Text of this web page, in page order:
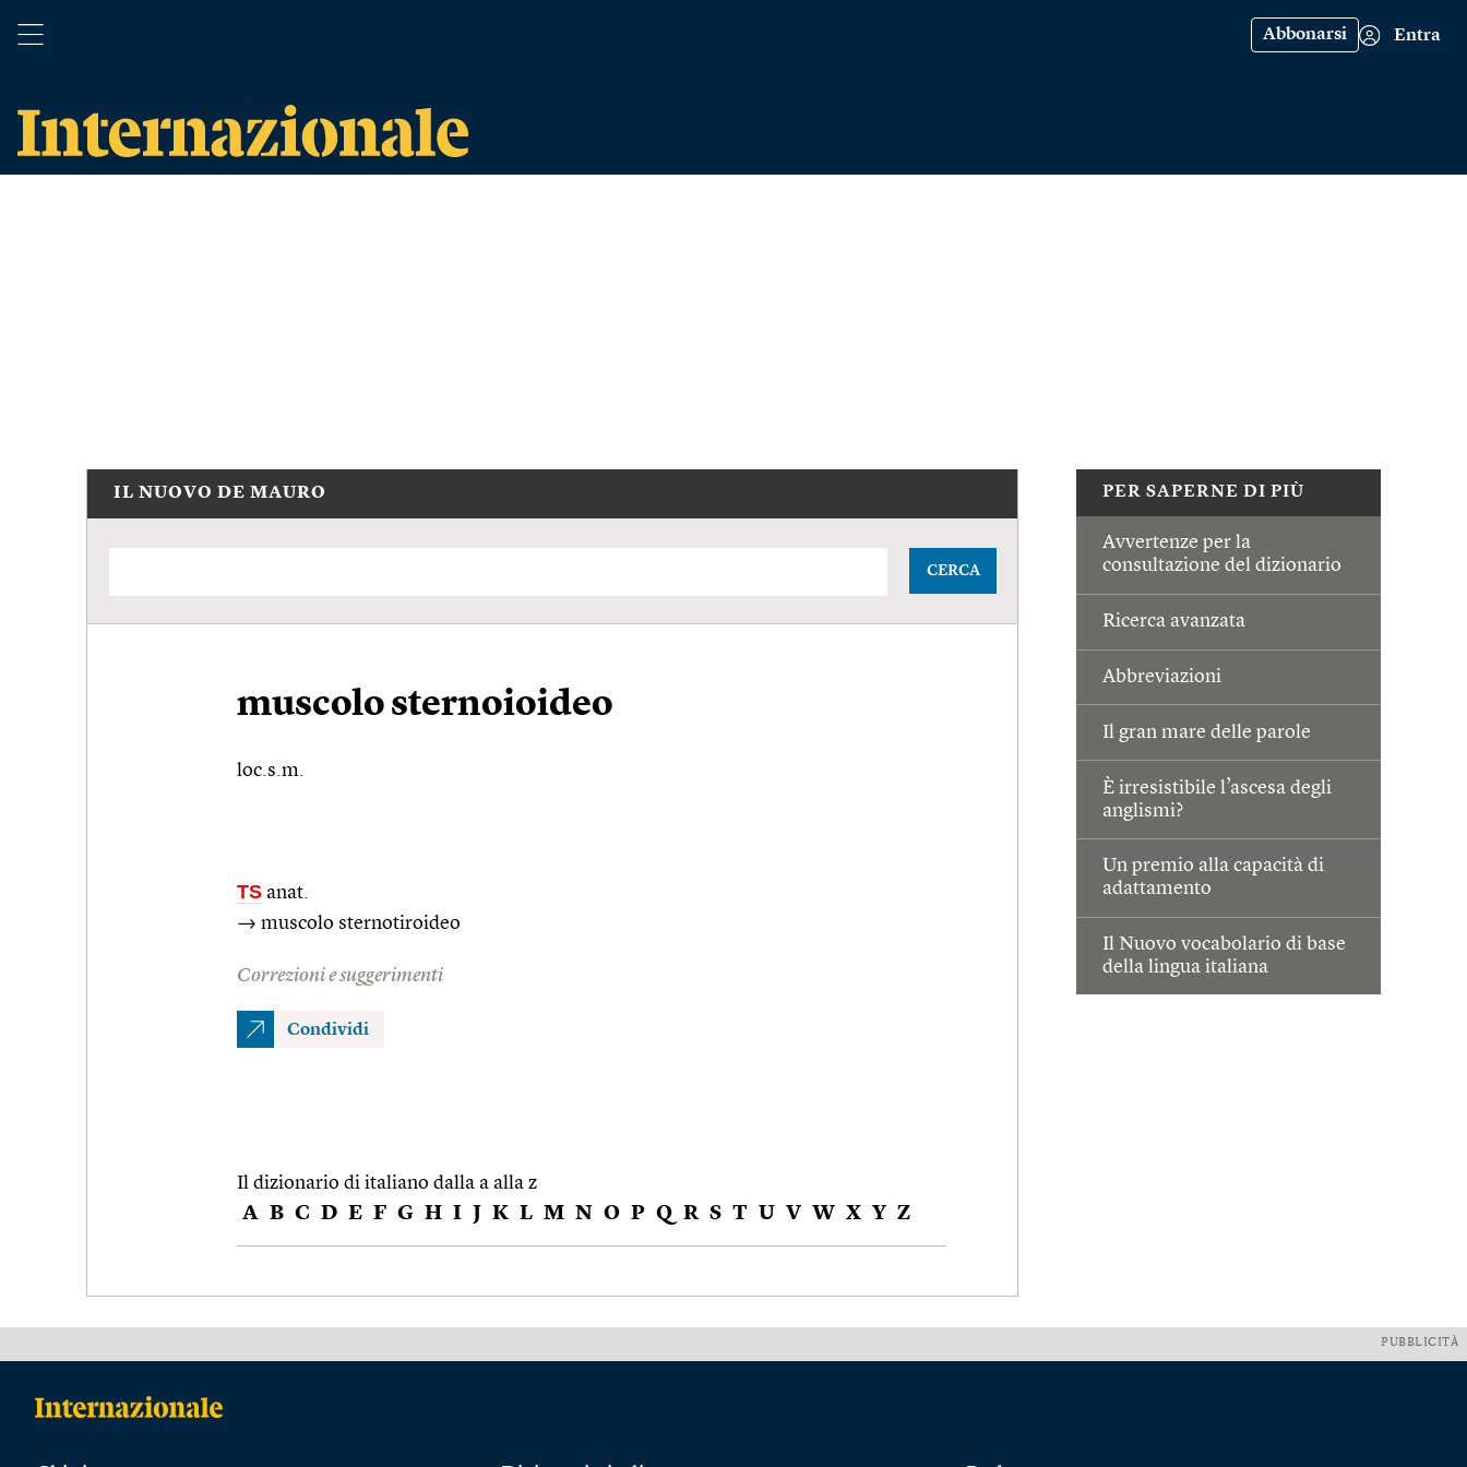
Abbonarsi Entra
PER SAPERNE DI PIÙ
Avvertenze per la
consultazione del dizionario
Ricerca avanzata
Abbreviazioni
Il gran mare delle parole
È irresistibile l’ascesa degli
anglismi?
Un premio alla capacità di
adattamento
Il Nuovo vocabolario di base
della lingua italiana
IL NUOVO DE MAURO
CERCA
muscolo sternoioideo
loc.s.m.
TS anat.
→ muscolo sternotiroideo
Correzioni e suggerimenti
Condividi
Il dizionario di italiano dalla a alla z
A B C D E F G H I J K L M N O P Q R S T U V W X Y Z
PUBBLICITÀ